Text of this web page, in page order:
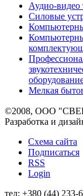
Аудио-видео
Силовые
Мелкая
©2008, ООО
Разработка и
Схема сайта
Подписаться
RSS
Login
тел: +380 (44) 233-